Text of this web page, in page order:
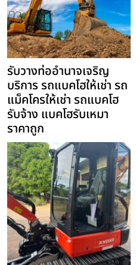
รับวางท่ออำนาจเจริญ
บริการ รถแบคโฮให้เช่า รถ
แม็คโครให้เช่า รถแบคโฮ
รับจ้าง แบคโฮรับเหมา
ราคาถูก